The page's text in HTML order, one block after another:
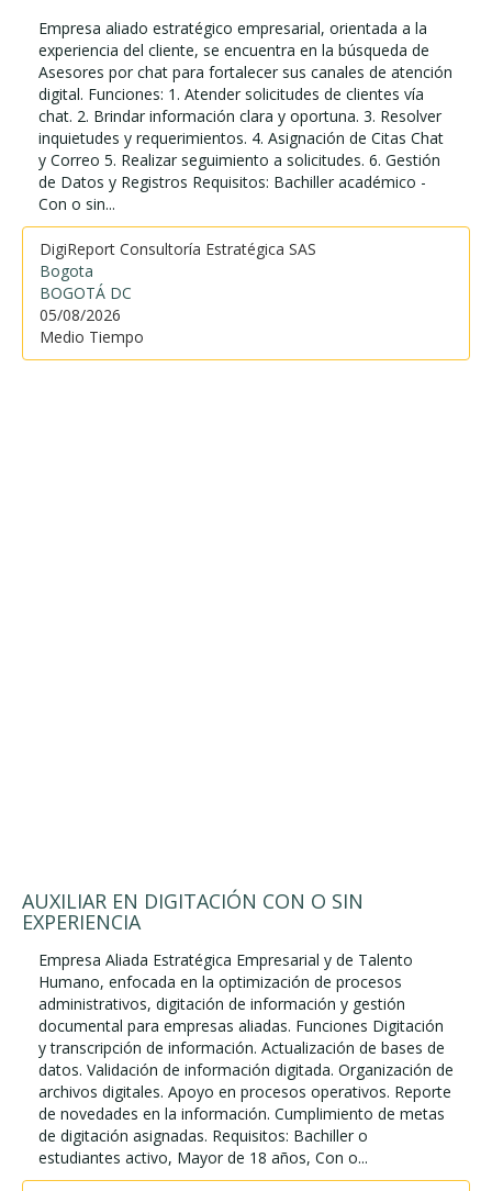
Empresa aliado estratégico empresarial, orientada a la
experiencia del cliente, se encuentra en la búsqueda de
Asesores por chat para fortalecer sus canales de atención
digital. Funciones: 1. Atender solicitudes de clientes vía
chat. 2. Brindar información clara y oportuna. 3. Resolver
inquietudes y requerimientos. 4. Asignación de Citas Chat
y Correo 5. Realizar seguimiento a solicitudes. 6. Gestión
de Datos y Registros Requisitos: Bachiller académico -
Con o sin...
DigiReport Consultoría Estratégica SAS
Bogota
BOGOTÁ DC
05/08/2026
Medio Tiempo
AUXILIAR EN DIGITACIÓN CON O SIN
EXPERIENCIA
Empresa Aliada Estratégica Empresarial y de Talento
Humano, enfocada en la optimización de procesos
administrativos, digitación de información y gestión
documental para empresas aliadas. Funciones Digitación
y transcripción de información. Actualización de bases de
datos. Validación de información digitada. Organización de
archivos digitales. Apoyo en procesos operativos. Reporte
de novedades en la información. Cumplimiento de metas
de digitación asignadas. Requisitos: Bachiller o
estudiantes activo, Mayor de 18 años, Con o...